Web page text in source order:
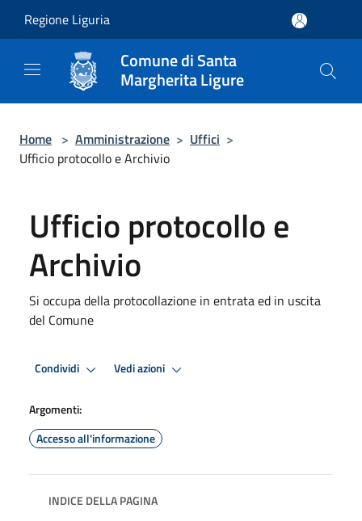
Regione Liguria
Comune di Santa
Margherita Ligure
Home > Amministrazione > Uffici >
Ufficio protocollo e Archivio
Ufficio protocollo e
Archivio
Si occupa della protocollazione in entrata ed in uscita
del Comune
Condividi Vedi azioni
Argomenti:
Accesso all'informazione
INDICE DELLA PAGINA